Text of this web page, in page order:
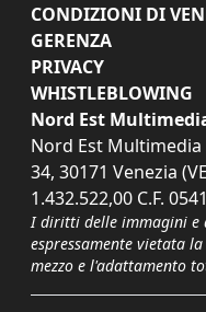
CONDIZIONI DI
GERENZA
PRIVACY
WHISTLEBLOWING
Nord Est
Nord Est Multimedia
34, 30171 Venezia
1.432.522,00 C.F.
I diritti delle immagini e
espressamente vietata
mezzo e l'adattamento